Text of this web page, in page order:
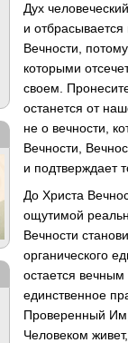
Дух
и
Вечности,
которыми
своем.
останется от
не о вечности,
Вечности,
и подтверждает
До Христа
ощутимой
Вечности
органического
остается
единственное
Проверенный
Человеком